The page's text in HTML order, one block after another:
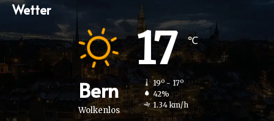
Wetter
Bern
Wolkenlos
17℃
19º - 17º
42%
1.34 km/h